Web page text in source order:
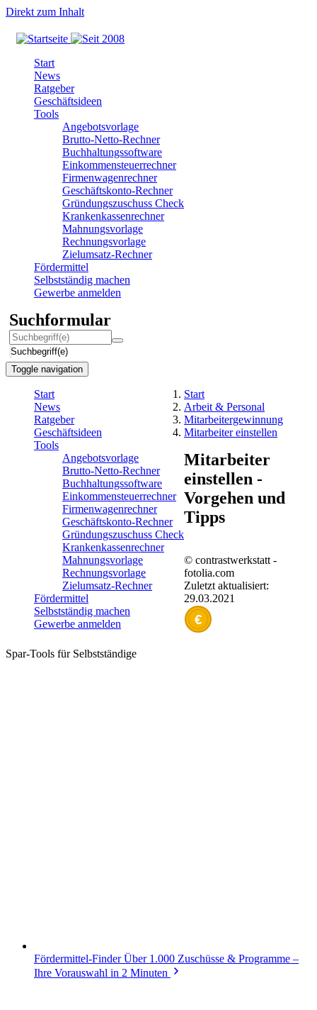
Direkt zum Inhalt
Start
News
Ratgeber
Geschäftsideen
Tools
Angebotsvorlage
Brutto-Netto-Rechner
Buchhaltungssoftware
Einkommensteuerrechner
Firmenwagenrechner
Geschäftskonto-Rechner
Gründungszuschuss Check
Krankenkassenrechner
Mahnungsvorlage
Rechnungsvorlage
Zielumsatz-Rechner
Fördermittel
Selbstständig machen
Gewerbe anmelden
Suchformular
Suchbegriff(e)
Toggle navigation
Start
News
Ratgeber
Geschäftsideen
Tools
Angebotsvorlage
Brutto-Netto-Rechner
Buchhaltungssoftware
Einkommensteuerrechner
Firmenwagenrechner
Geschäftskonto-Rechner
Gründungszuschuss Check
Krankenkassenrechner
Mahnungsvorlage
Rechnungsvorlage
Zielumsatz-Rechner
Fördermittel
Selbstständig machen
Gewerbe anmelden
Start
Arbeit & Personal
Mitarbeitergewinnung
Mitarbeiter einstellen
Mitarbeiter
einstellen -
Vorgehen und
Tipps
© contrastwerkstatt -
fotolia.com
Zuletzt aktualisiert:
29.03.2021
€
Spar-Tools für Selbstständige
Fördermittel-Finder Über 1.000 Zuschüsse & Programme –
Ihre Vorauswahl in 2 Minuten